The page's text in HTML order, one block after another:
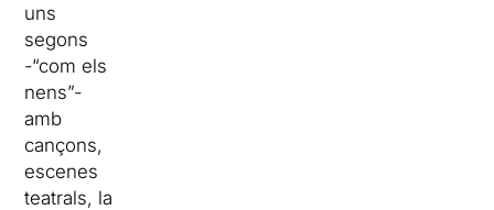
uns
segons
-“com els
nens”-
amb
cançons,
escenes
teatrals, la